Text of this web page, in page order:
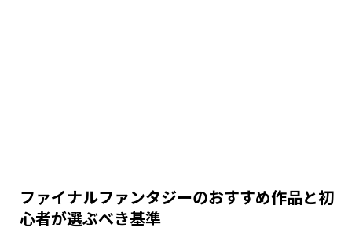
ファイナルファンタジーのおすすめ作品と初
心者が選ぶべき基準